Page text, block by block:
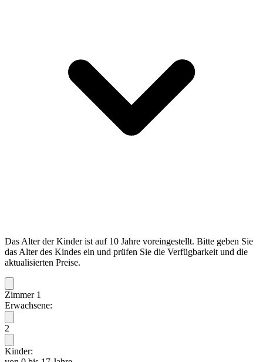
Das Alter der Kinder ist auf 10 Jahre voreingestellt. Bitte geben Sie
das Alter des Kindes ein und prüfen Sie die Verfügbarkeit und die
aktualisierten Preise.
Zimmer 1
Erwachsene:
2
Kinder: